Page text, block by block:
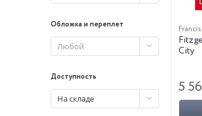
Обложка и переплет
Любой
Доступность
На складе
City
5